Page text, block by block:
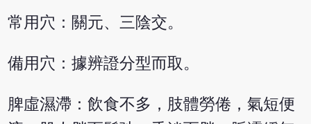
常用穴：關元、三陰交。
備用穴：據辨證分型而取。
脾虛濕滯：飲食不多，肢體勞倦，氣短便